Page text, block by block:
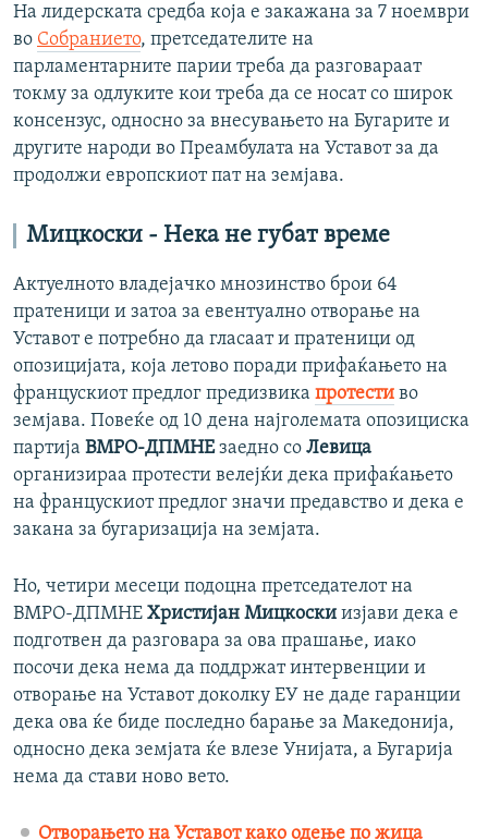
На лидерската средба која е закажана за 7 ноември
во Собранието, претседателите на
парламентарните парии треба да разговараат
токму за одлуките кои треба да се носат со широк
консензус, односно за внесувањето на Бугарите и
другите народи во Преамбулата на Уставот за да
продолжи европскиот пат на земјава.
Мицкоски - Нека не губат време
Актуелното владејачко мнозинство брои 64
пратеници и затоа за евентуално отворање на
Уставот е потребно да гласаат и пратеници од
опозицијата, која летово поради прифаќањето на
францускиот предлог предизвика протести во
земјава. Повеќе од 10 дена најголемата опозициска
партија ВМРО-ДПМНЕзаедно со Левица
организираа протести велејќи дека прифаќањето
на францускиот предлог значи предавство и дека е
закана за бугаризација на земјата.
Но, четири месеци подоцна претседателот на
ВМРО-ДПМНЕ Христијан Мицкоски изјави дека е
подготвен да разговара за ова прашање, иако
посочи дека нема да поддржат интервенции и
отворање на Уставот доколку ЕУ не даде гаранции
дека ова ќе биде последно барање за Македонија,
односно дека земјата ќе влезе Унијата, а Бугарија
нема да стави ново вето.
Отворањето на Уставот како одење по жица